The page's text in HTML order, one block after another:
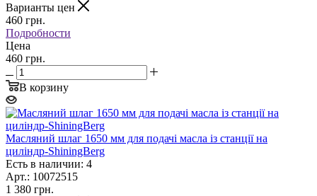
Варианты цен
460 грн.
Подробности
Цена
460 грн.
В корзину
Масляний шлаг 1650 мм для подачі масла із станції на
циліндр-ShiningBerg
Есть в наличии: 4
Арт.: 10072515
1 380 грн.